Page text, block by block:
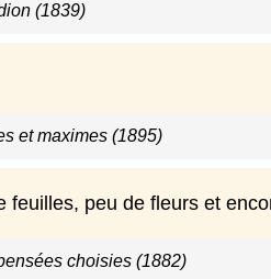
(1839)
et maximes (1895)
peu de fleurs et
choisies (1882)